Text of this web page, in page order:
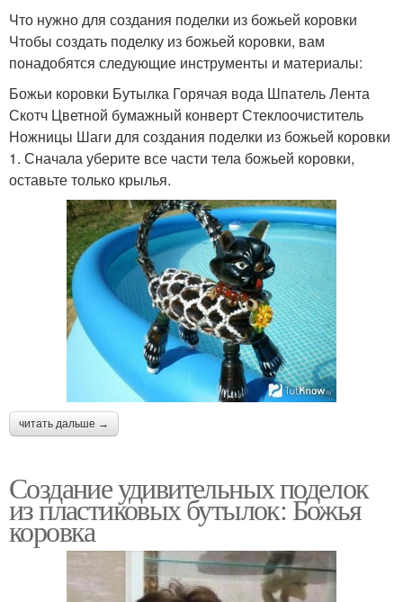
Что нужно для создания поделки из божьей коровки
Чтобы создать поделку из божьей коровки, вам
понадобятся следующие инструменты и материалы:
Божьи коровки Бутылка Горячая вода Шпатель Лента
Скотч Цветной бумажный конверт Стеклоочиститель
Ножницы Шаги для создания поделки из божьей коровки
1. Сначала уберите все части тела божьей коровки,
оставьте только крылья.
читать дальше →
Создание удивительных поделок
из пластиковых бутылок: Божья
коровка